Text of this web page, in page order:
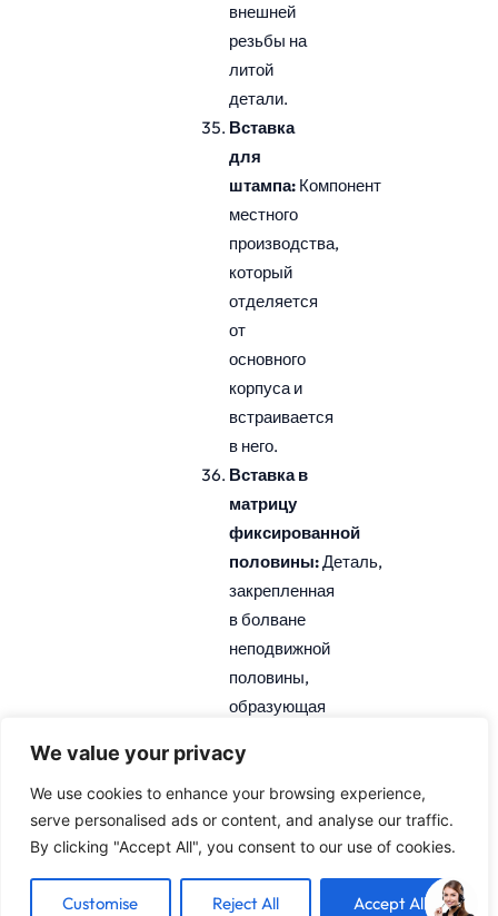
We value your privacy
We use cookies to enhance your browsing experience,
serve personalised ads or content, and analyse our traffic.
By clicking "Accept All", you consent to our use of cookies.
Customise Reject All Accept All
внешней
резьбы на
литой
детали.
Вставка
для
штампа: Компонент
местного
производства,
который
отделяется
от
основного
корпуса и
встраивается
в него.
Вставка в
матрицу
фиксированной
половины:Деталь,
закрепленная
в болване
неподвижной
половины,
образующая
часть
полости
штампа.
Вставка
подвижной
половины:
Деталь,